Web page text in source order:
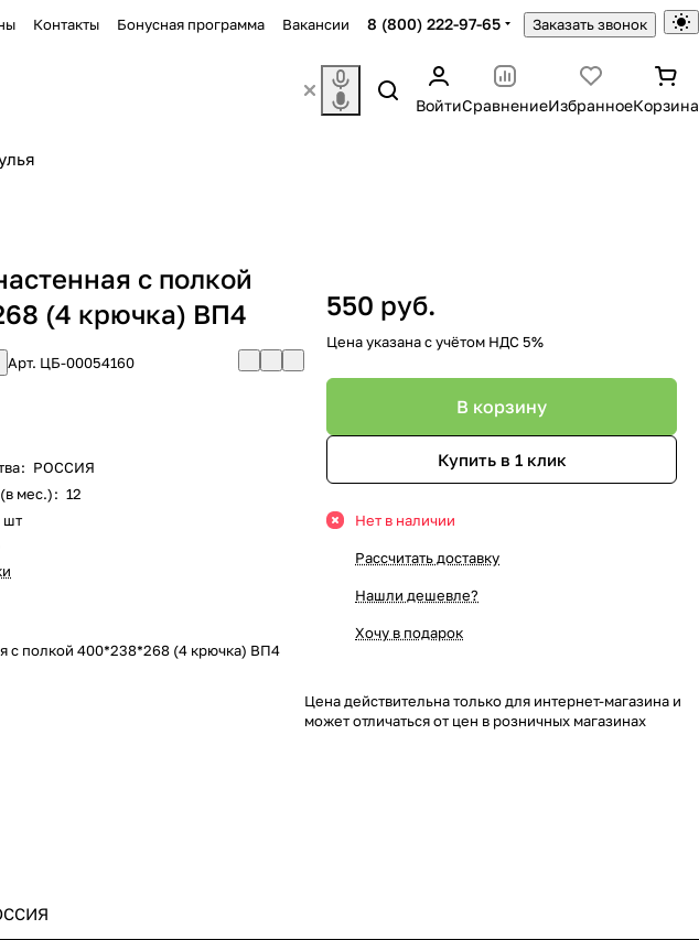
Контакты Бонусная программа Вакансии 8 (800) 222-97-65 Заказать звонок
ВойтиСравнениеИзбранноеКорзина
с полкой
(4 крючка) ВП4
Арт. ЦБ-00054160
: РОССИЯ
мес.): 12
шт
с полкой 400*238*268 (4 крючка) ВП4
550 руб.
Цена указана с учётом НДС 5%
В корзину
Купить в 1 клик
Нет в наличии
Рассчитать доставку
Нашли дешевле?
Хочу в подарок
Цена действительна только для интернет-магазина и
может отличаться от цен в розничных магазинах